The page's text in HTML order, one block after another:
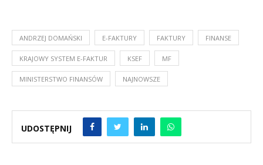
ANDRZEJ DOMAŃSKI E-FAKTURY FAKTURY FINANSE
KRAJOWY SYSTEM E-FAKTUR KSEF MF
MINISTERSTWO FINANSÓW NAJNOWSZE
UDOSTĘPNIJ